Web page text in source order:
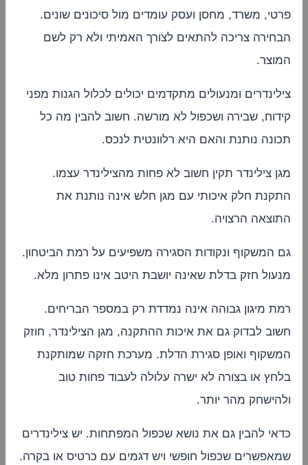
פרטי, משרד, מחסן ועסק עומדים מול סיכונים שונים.
הבחירה צריכה להתאים לצורך האמיתי ולא רק לשם
המוצר.
צילינדרים ומנעולים מתקדמים יכולים לכלול הגנות מפני
קידוח, שבירה ושכפול לא מורשה. חשוב להבין מה כל
תכונה נותנת והאם היא רלוונטית לנכס.
מגן צילינדר תקין חשוב לא פחות מהצילינדר עצמו.
התקנת חלק איכותי עם מגן חלש אינה נותנת את
התוצאה הרצויה.
גם המשקוף ונקודות הסגירה משפיעים על רמת הביטחון.
מנעול חזק בדלת שאינה יושבת היטב אינו פתרון מלא.
רמת מיגון גבוהה אינה נמדדת רק במספר הבריחים.
חשוב לבדוק גם את איכות ההתקנה, מגן הצילינדר, חוזק
המשקוף ואופן סגירת הדלת. מערכת חזקה שמותקנת
בלחץ או בצורה לא ישרה עלולה לעבוד פחות טוב
ולהישחק מהר יותר.
כדאי להבין גם את נושא שכפול המפתחות. יש צילינדרים
שמאפשרים שכפול חופשי ויש דגמים עם כרטיס או בקרה.